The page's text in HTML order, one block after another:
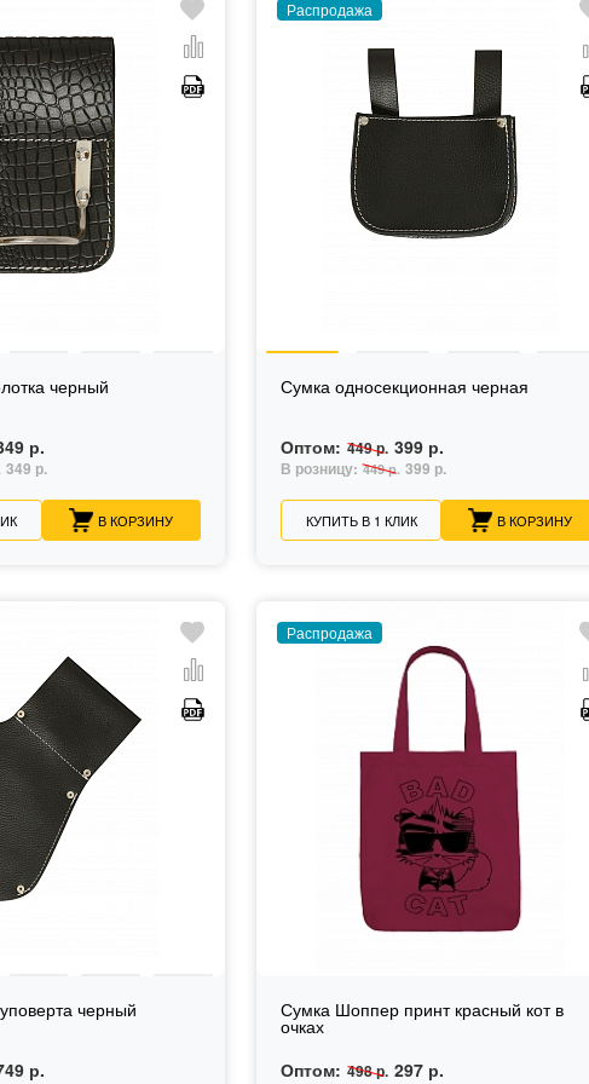
черный
р.
349 р.
В КОРЗИНУ
Распродажа
Сумка односекционная черная
Оптом: 449 р. 399 р.
В розницу:449 р. 399 р.
КУПИТЬ В 1 КЛИК В КОРЗИНУ
черный
р.
Распродажа
Сумка Шоппер принт красный кот в
очках
Оптом: 498 р. 297 р.